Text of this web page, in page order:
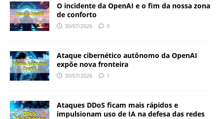
O incidente da OpenAI e o fim da nossa zona
de conforto
30/07/2026 0
Ataque cibernético autônomo da OpenAI
expõe nova fronteira
30/07/2026 1
Ataques DDoS ficam mais rápidos e
impulsionam uso de IA na defesa das redes